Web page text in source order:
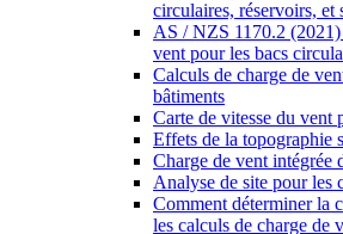
circulaires, réservoirs, et
AS / NZS 1170.2
vent pour les bacs
Calculs de charge de
bâtiments
Carte de vitesse du vent
Effets de la topographie
Charge de vent intégrée
Analyse de site pour les
Comment déterminer la
les calculs de charge de